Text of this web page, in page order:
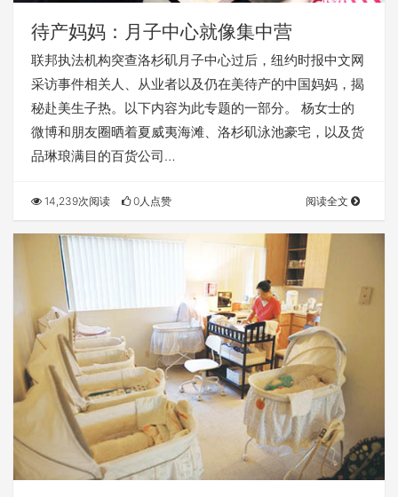
待产妈妈：月子中心就像集中营
联邦执法机构突查洛杉矶月子中心过后，纽约时报中文网
采访事件相关人、从业者以及仍在美待产的中国妈妈，揭
秘赴美生子热。以下内容为此专题的一部分。 杨女士的
微博和朋友圈晒着夏威夷海滩、洛杉矶泳池豪宅，以及货
品琳琅满目的百货公司…
14,239次阅读 0人点赞 阅读全文